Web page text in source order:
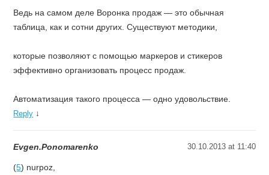
Ведь на самом деле Воронка продаж — это обычная
таблица, как и сотни других. Существуют методики,
которые позволяют с помощью маркеров и стикеров
эффективно организовать процесс продаж.
Автоматизация такого процесса — одно удовольствие.
Reply ↓
Evgen.Ponomarenko 30.10.2013 at 11:40
(5) nurpoz,